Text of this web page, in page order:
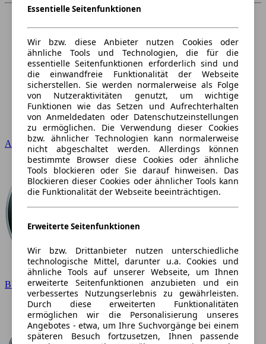
Audi
BMW
Essentielle Seitenfunktionen
Wir bzw. diese Anbieter nutzen Cookies oder
ähnliche Tools und Technologien, die für die
essentielle Seitenfunktionen erforderlich sind und
die einwandfreie Funktionalität der Webseite
sicherstellen. Sie werden normalerweise als Folge
von Nutzeraktivitäten genutzt, um wichtige
Funktionen wie das Setzen und Aufrechterhalten
von Anmeldedaten oder Datenschutzeinstellungen
zu ermöglichen. Die Verwendung dieser Cookies
bzw. ähnlicher Technologien kann normalerweise
nicht abgeschaltet werden. Allerdings können
bestimmte Browser diese Cookies oder ähnliche
Tools blockieren oder Sie darauf hinweisen. Das
Blockieren dieser Cookies oder ähnlicher Tools kann
die Funktionalität der Webseite beeinträchtigen.
Erweiterte Seitenfunktionen
Wir bzw. Drittanbieter nutzen unterschiedliche
technologische Mittel, darunter u.a. Cookies und
ähnliche Tools auf unserer Webseite, um Ihnen
erweiterte Seitenfunktionen anzubieten und ein
verbessertes Nutzungserlebnis zu gewährleisten.
Durch diese erweiterten Funktionalitäten
ermöglichen wir die Personalisierung unseres
Angebotes - etwa, um Ihre Suchvorgänge bei einem
späteren Besuch fortzusetzen, Ihnen passende